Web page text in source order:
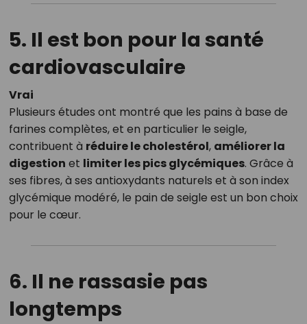
5. Il est bon pour la santé
cardiovasculaire
Vrai
Plusieurs études ont montré que les pains à base de
farines complètes, et en particulier le seigle,
contribuent à réduire le cholestérol, améliorer la
digestion et limiter les pics glycémiques. Grâce à
ses fibres, à ses antioxydants naturels et à son index
glycémique modéré, le pain de seigle est un bon choix
pour le cœur.
6. Il ne rassasie pas
longtemps